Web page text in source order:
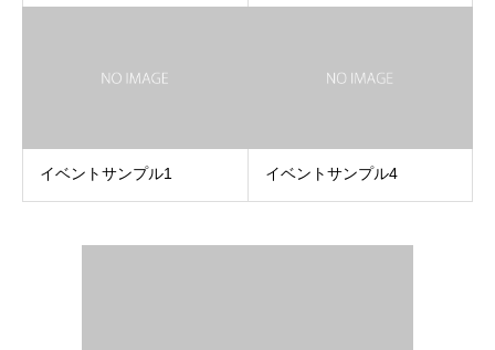
イベントサンプル1 イベントサンプル4